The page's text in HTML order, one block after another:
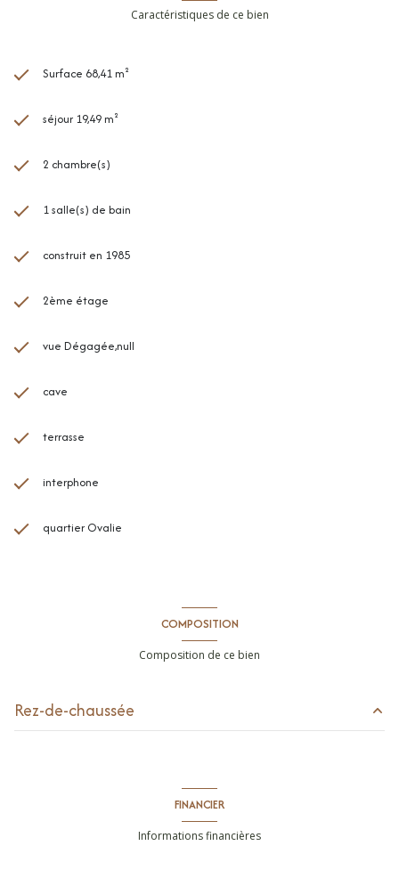
Caractéristiques de ce bien
Surface 68,41 m²
séjour 19,49 m²
2 chambre(s)
1 salle(s) de bain
construit en 1985
2ème étage
vue Dégagée,null
cave
terrasse
interphone
quartier Ovalie
COMPOSITION
Composition de ce bien
Rez-de-chaussée
FINANCIER
Informations financières